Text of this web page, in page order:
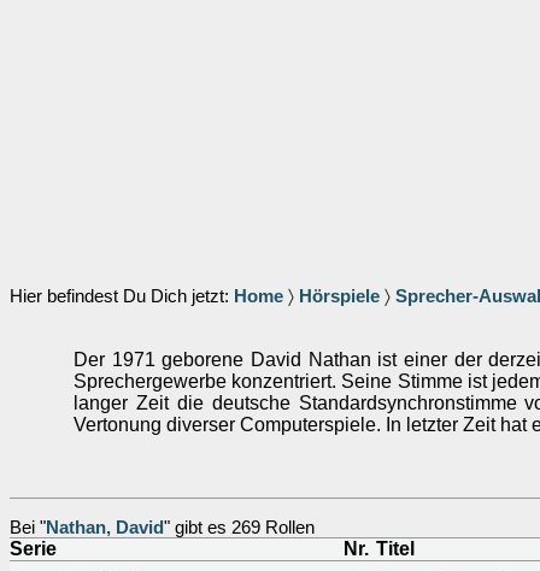
Hier befindest Du Dich jetzt: Home 〉 Hörspiele 〉 Sprecher-
Der 1971 geborene David Nathan ist einer der
Sprechergewerbe konzentriert. Seine Stimme ist
langer Zeit die deutsche
Vertonung diverser Computerspiele. In letzter Zeit
Bei "Nathan, David" gibt es 269 Rollen
Serie Nr. Titel